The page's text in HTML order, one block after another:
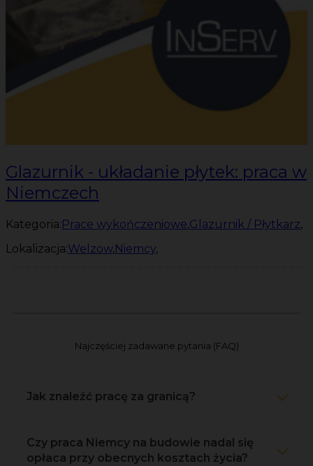
Glazurnik - układanie płytek: praca w
Niemczech
Kategoria:Prace wykończeniowe,Glazurnik / Płytkarz,
Lokalizacja:Welzow,Niemcy,
Najczęściej zadawane pytania (FAQ)
Jak znaleźć pracę za granicą?
Czy praca Niemcy na budowie nadal się
opłaca przy obecnych kosztach życia?